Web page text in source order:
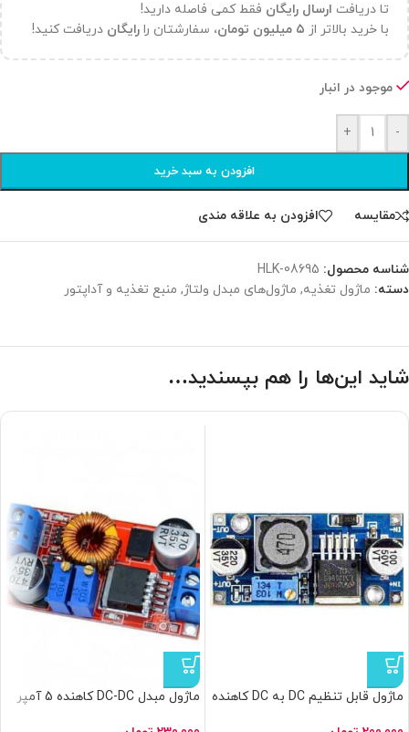
تا دریافت ارسال رایگان فقط کمی فاصله دارید!
با خرید بالاتر از ۵ میلیون تومان، سفارشتان را رایگان دریافت کنید!
موجود در انبار
-
+
افزودن به سبد خرید
مقایسه افزودن به علاقه مندی
شناسه محصول: HLK-08695
دسته: ماژول تغذیه, ماژول‌های مبدل ولتاژ, منبع تغذیه و آداپتور
شاید این‌ها را هم بپسندید…
ماژول قابل تنظیم DC به DC کاهنده
ماژول مبدل DC-DC کاهنده 5 آمپر